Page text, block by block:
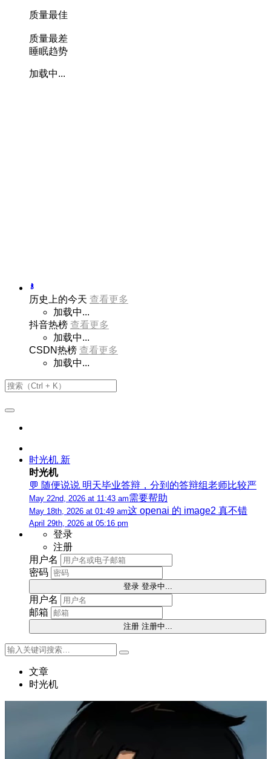
质量最佳
质量最差
睡眠趋势
加载中...
历史上的今天 查看更多
加载中...
抖音热榜 查看更多
加载中...
CSDN热榜 查看更多
加载中...
时光机 新
时光机
💬 随便说说 明天毕业答辩，分到的答辩组老师比较严
May 22nd, 2026 at 11:43 am需要帮助
May 18th, 2026 at 01:49 am这 openai 的 image2 真不错
April 29th, 2026 at 05:16 pm
登录
注册
用户名
密码
登录 登录中...
用户名
邮箱
注册 注册中...
文章
时光机